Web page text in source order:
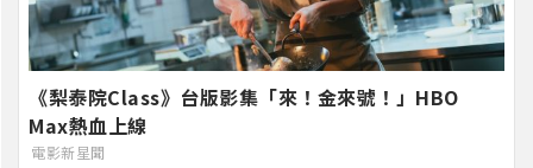
《梨泰院Class》台版影集「來！金來號！」HBO
Max熱血上線
電影新星聞